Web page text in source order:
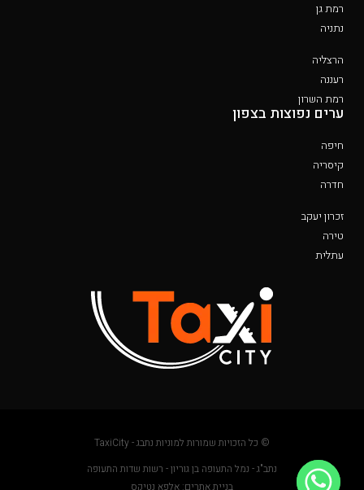
רמת גן
נתניה
הרצליה
רעננה
רמת השרון
ערים נפוצות בצפון
חיפה
קיסריה
חדרה
זכרון יעקב
טירה
עתלית
© כל הזכויות שמורות למוניות נתבג - TaxiCity
נתב"ג - נמל התעופה בן גוריון - רשות שדות התעופה
בניית אתרים: אלפא נטיקס